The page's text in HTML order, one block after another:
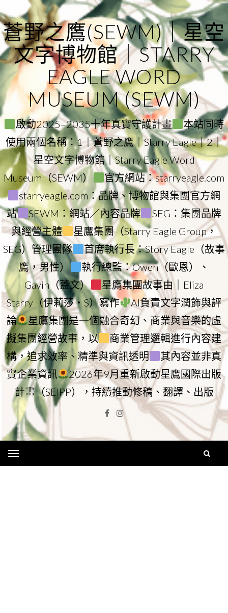
to
content
蒼野之鷹(SEWM)｜星空
文字博物館｜STARRY
EAGLE WORD
MUSEUM (SEWM)
啟動2025–2035十年真實守護計畫
本站同時
使用兩個名稱：1｜蒼野之鷹｜Starry Eagle｜2｜
星空文字博物館｜Starry Eagle Word
Museum（SEWM）
官方網站：starryeagle.com
starryeagle.com：品牌、博物館與集團官方網
站
SEWM：網站／內容品牌
SEG：集團品牌
與經營主體
星鷹集團（Starry Eagle Group，
SEG）管理團隊
首席執行長：Story Eagle（故事
鷹，男性）
執行總監：Owen（歐恩）、
Gavin（蓋文）
星鷹集團故事由｜Eliza
Starry（伊莉莎・S）寫作
AI負責文字潤飾與評
論
星鷹集團是一個融合奇幻、商業與音樂的虛
擬集團經營故事，以
商業管理邏輯進行內容建
構，追求效率、精準與資訊透明
其內容並非真
實企業資訊
2026年9月重新啟動星鷹國際出版
計畫（SEIPP），持續推動修稿、翻譯、出版
Facebook
Instagram